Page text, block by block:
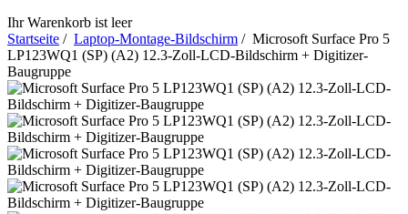
Ihr Warenkorb ist leer
Startseite / Laptop-Montage-Bildschirm / Microsoft Surface Pro 5
LP123WQ1 (SP) (A2) 12.3-Zoll-LCD-Bildschirm + Digitizer-
Baugruppe